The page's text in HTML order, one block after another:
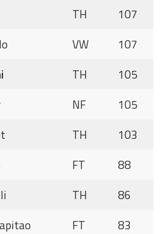
TH
107
VW
107
TH
105
NF
105
TH
103
FT
88
TH
86
FT
83